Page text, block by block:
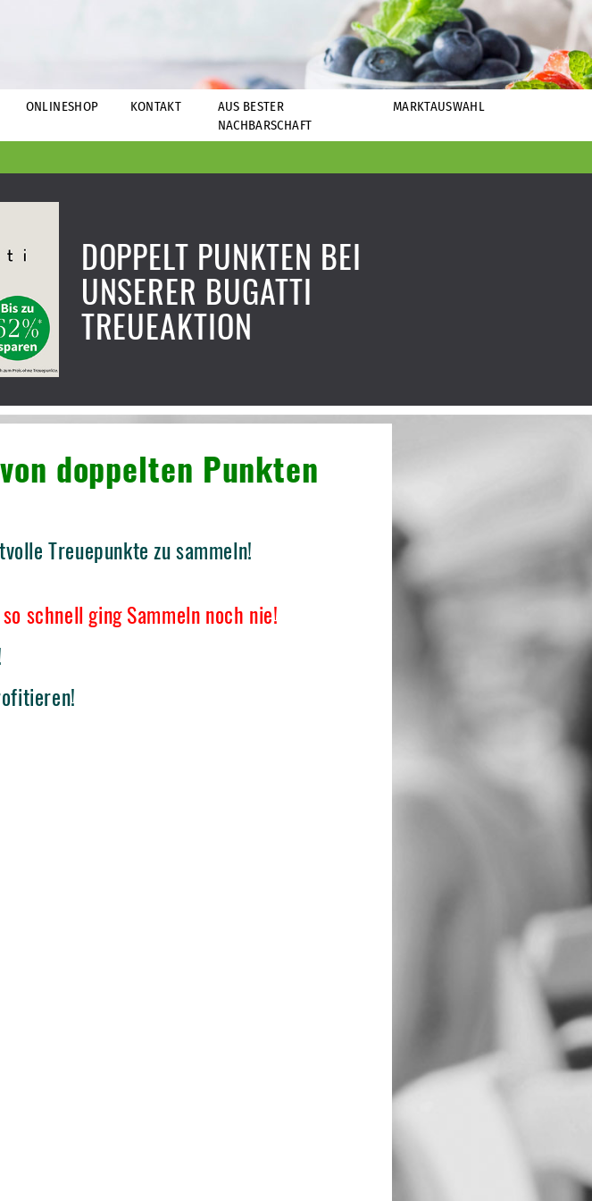
ONLINESHOP KONTAKT
AUS BESTER
NACHBARSCHAFT
MARKTAUSWAHL
DOPPELT PUNKTEN BEI
UNSERER BUGATTI
TREUEAKTION
doppelten Punkten
Treuepunkte zu sammeln!
schnell ging Sammeln noch nie!